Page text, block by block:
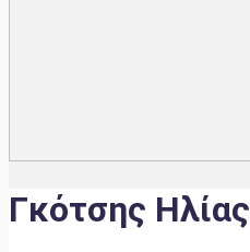
Γκότσης Ηλίας